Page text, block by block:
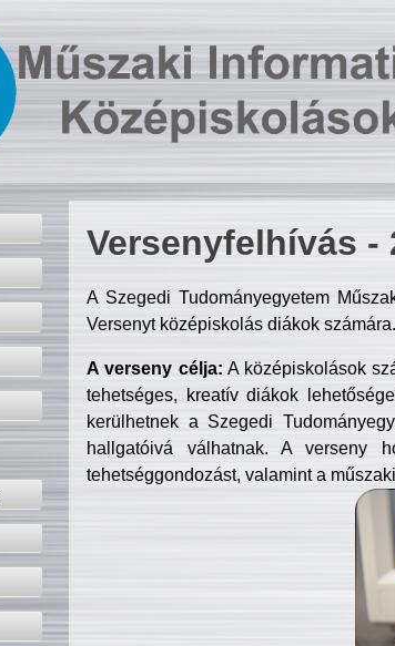
Versenyfelhívás -
A Szegedi Tudományegyetem
Versenyt középiskolás diákok számára.
A verseny célja: A középiskolások
tehetséges, kreatív diákok
kerülhetnek a Szegedi
hallgatóivá válhatnak. A verseny
tehetséggondozást, valamint a